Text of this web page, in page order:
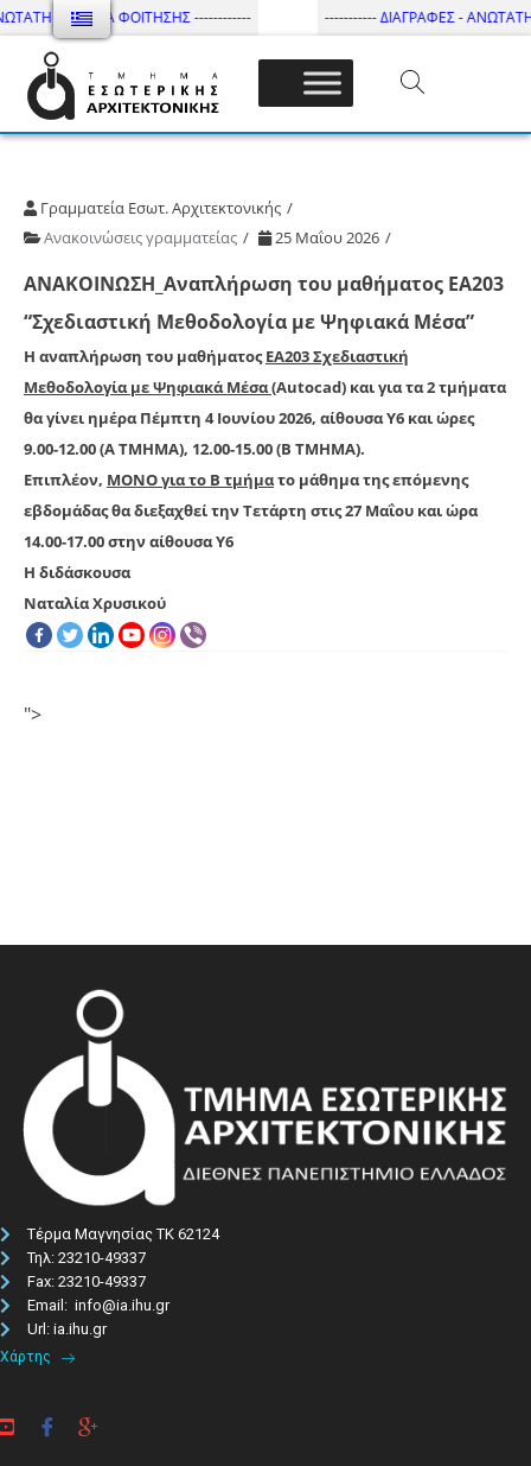
ΔΙΑΡΚΕΙΑ ΦΟΙΤΗΣΗΣ ------------ ----------- ΔΙΑΓΡΑΦΕΣ - ΑΝΩΤΑΤΗ
Τμήμα Εσωτ. Αρχιτεκτονικής – ΔΙ.ΠΑ.Ε
Γραμματεία Εσωτ. Αρχιτεκτονικής
Ανακοινώσεις γραμματείας
25 Μαΐου 2026
ΑΝΑΚΟΙΝΩΣΗ_Αναπλήρωση του μαθήματος ΕΑ203
“Σχεδιαστική Μεθοδολογία με Ψηφιακά Μέσα”
Η αναπλήρωση του μαθήματοςΕΑ203 Σχεδιαστική
Μεθοδολογία με Ψηφιακά Μέσα(Autocad) και για τα 2 τμήματα
θα γίνει ημέρα Πέμπτη 4 Ιουνίου 2026, αίθουσα Υ6 και ώρες
9.00-12.00 (Α ΤΜΗΜΑ), 12.00-15.00 (Β ΤΜΗΜΑ).
Επιπλέον, ΜΟΝΟ για το Β τμήματο μάθημα της επόμενης
εβδομάδας θα διεξαχθεί τηνΤετάρτη στις 27 Μαΐου και ώρα
14.00-17.00στην αίθουσα Υ6
Η διδάσκουσα
Ναταλία Χρυσικού
">
Τέρμα Μαγνησίας ΤΚ 62124
Τηλ: 23210-49337​
Fax: 23210-49337
Email: info@ia.ihu.gr
Url: ia.ihu.gr
Χάρτης